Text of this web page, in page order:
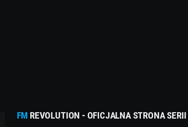
FM REVOLUTION - OFICJALNA STRONA SERII